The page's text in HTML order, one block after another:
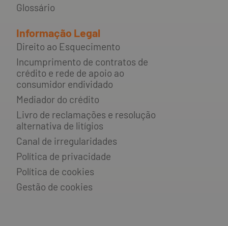
Glossário
Informação Legal
Direito ao Esquecimento
Incumprimento de contratos de
crédito e rede de apoio ao
consumidor endividado
Mediador do crédito
Livro de reclamações e resolução
alternativa de litígios
Canal de irregularidades
Política de privacidade
Política de cookies
Gestão de cookies